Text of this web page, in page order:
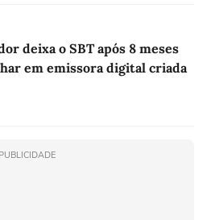
deixa o SBT após 8 meses
em emissora digital criada
PUBLICIDADE